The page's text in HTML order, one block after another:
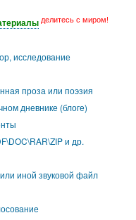
делитесь с миром!
исследование
проза или поэзия
дневнике (блоге)
и др.
иной звуковой файл